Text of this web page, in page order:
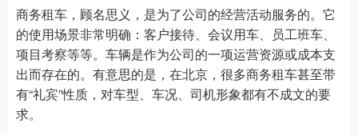
商务租车，顾名思义，是为了公司的经营活动服务的。它
的使用场景非常明确：客户接待、会议用车、员工班车、
项目考察等等。车辆是作为公司的一项运营资源或成本支
出而存在的。有意思的是，在北京，很多商务租车甚至带
有“礼宾”性质，对车型、车况、司机形象都有不成文的要
求。